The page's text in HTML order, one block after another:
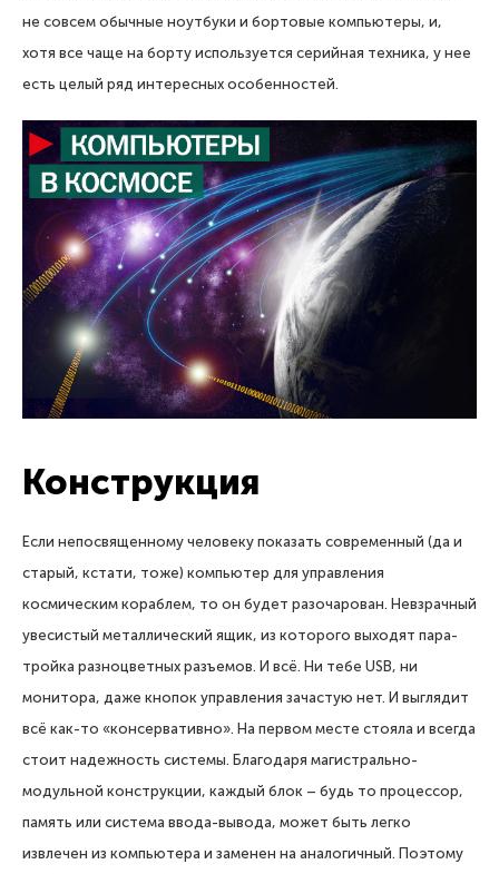
не совсем обычные ноутбуки и бортовые компьютеры, и,
хотя все чаще на борту используется серийная техника, у нее
есть целый ряд интересных особенностей.
Конструкция
Если непосвященному человеку показать современный (да и
старый, кстати, тоже) компьютер для управления
космическим кораблем, то он будет разочарован. Невзрачный
увесистый металлический ящик, из которого выходят пара-
тройка разноцветных разъемов. И всё. Ни тебе USB, ни
монитора, даже кнопок управления зачастую нет. И выглядит
всё как-то «консервативно». На первом месте стояла и всегда
стоит надежность системы. Благодаря магистрально-
модульной конструкции, каждый блок – будь то процессор,
память или система ввода-вывода, может быть легко
извлечен из компьютера и заменен на аналогичный. Поэтому